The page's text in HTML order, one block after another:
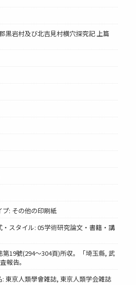
黒岩村及び北吉見村横穴探究記 上篇
: その他の印刷紙
スタイル: 05学術研究論文・書籍・講
19號(294～304頁)所収。「埼玉縣, 武
報告。
東京人類學會雑誌, 東京人類学会雑誌